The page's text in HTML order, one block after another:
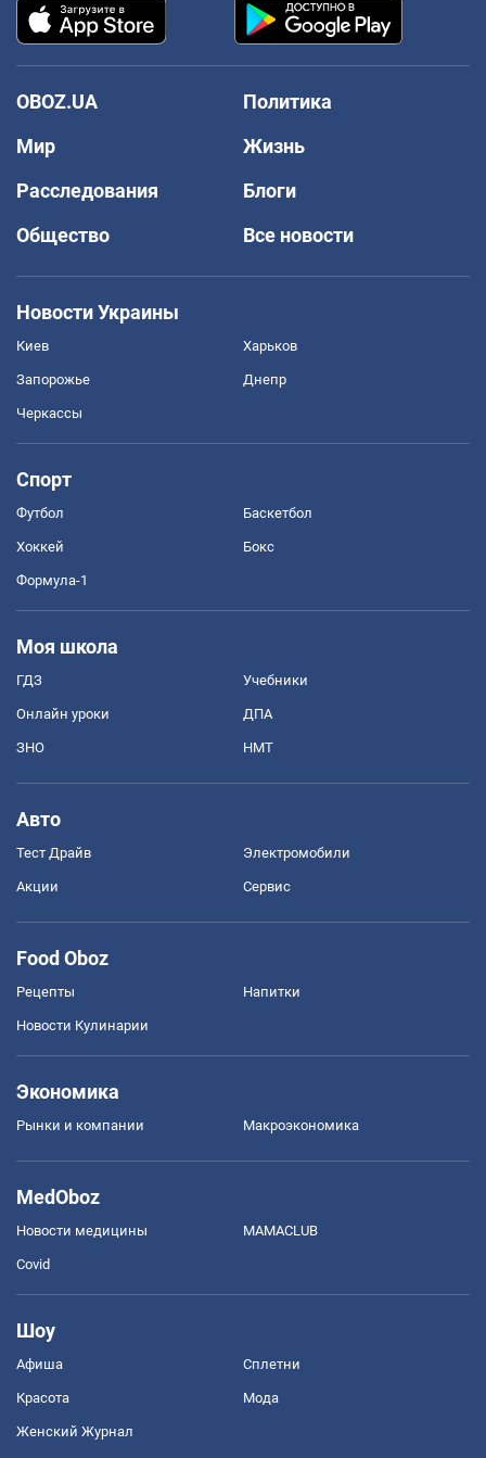
OBOZ.UA
Политика
Мир
Жизнь
Расследования
Блоги
Общество
Все новости
Новости Украины
Киев Харьков
Запорожье Днепр
Черкассы
Спорт
Футбол Баскетбол
Хоккей Бокс
Формула-1
Моя школа
ГДЗ Учебники
Онлайн уроки ДПА
ЗНО НМТ
Авто
Тест Драйв Электромобили
Акции Сервис
Food Oboz
Рецепты Напитки
Новости Кулинарии
Экономика
Рынки и компании Mакроэкономика
MedOboz
Новости медицины MAMACLUB
Covid
Шоу
Афиша Сплетни
Красота Мода
Женский Журнал